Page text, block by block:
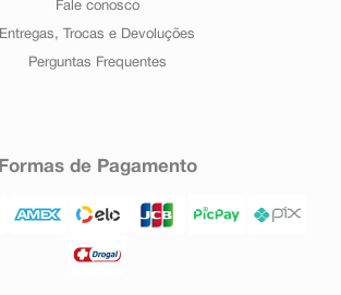
Fale conosco
Entregas, Trocas e Devoluções
Perguntas Frequentes
Formas de Pagamento